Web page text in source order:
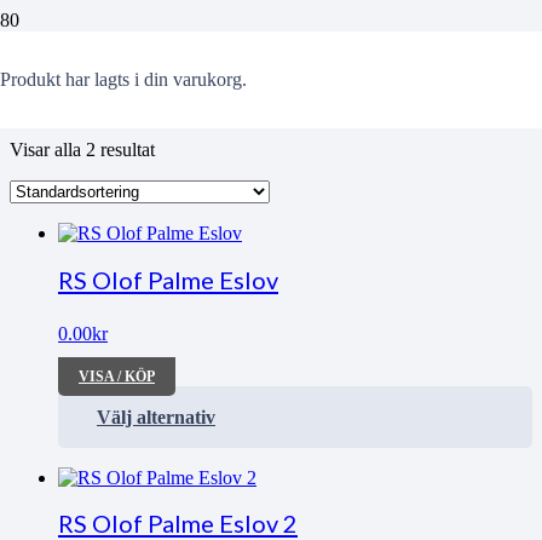
Produkt har lagts i din varukorg.
valmöte
Visar alla 2 resultat
RS Olof Palme Eslov
0.00kr
VISA / KÖP
Välj alternativ
RS Olof Palme Eslov 2